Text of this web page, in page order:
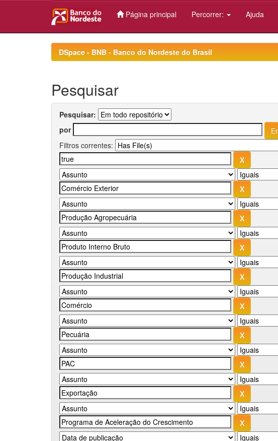
Página principal Percorrer: Ajuda
DSpace - BNB - Banco do Nordeste do Brasil
Pesquisar
Pesquisar:
por
Filtros correntes: